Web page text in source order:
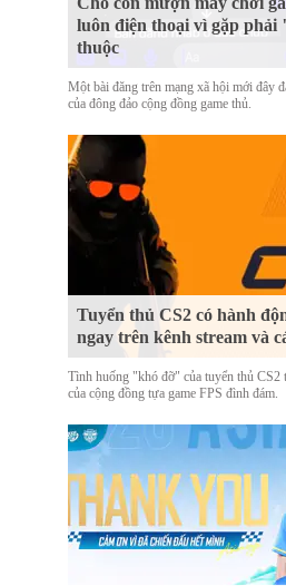
luôn điện thoại vì gặp
thuộc
Một bài đăng trên mạng xã hội mới đây
của đông đảo cộng đồng game thủ.
Tuyển thủ CS2 có hành
ngay trên kênh stream và
Tình huống "khó đỡ" của tuyển thủ CS2
của cộng đồng tựa game FPS đình đám.